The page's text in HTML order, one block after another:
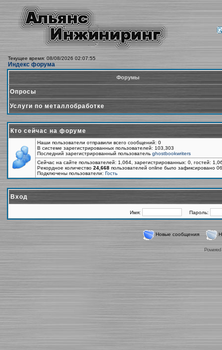
Текущее время: 08/08/2026 02:07:55
Индекс форума
Форумы
Опросы
Услуги по металлобработке
Кто сейчас на форуме
Наши пользователи отправили всего сообщений: 0
В системе зарегистрированных пользователей: 103,303
Последний зарегистрированный пользователь ghostbookwriters
Сейчас на сайте пользователей: 1,064, зарегистрированных: 0, гостей:
Рекордное количество 24,668 пользователей online было зафиксировано
Подключены пользователи: Гость
Вход
Имя: Пароль:
Новые сообщения